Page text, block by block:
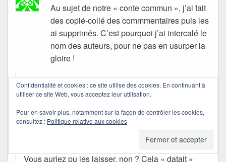
Au sujet de notre « conte commun », j’ai fait
des copié-collé des commmentaires puis les
ai supprimés. C’est pourquoi j’ai intercalé le
nom des auteurs, pour ne pas en usurper la
gloire !
Quichottine
dans25/07/2009 à 22:21a dit :
Ma question, chez vous, concernait le pourquoi de
Vous auriez pu les laisser, non ? Cela « datait »
Confidentialité et cookies : ce site utilise des cookies. En continuant à
utiliser ce site Web, vous acceptez leur utilisation.
Pour en savoir plus, notamment sur la façon de contrôler les cookies,
consultez : Politique relative aux cookies